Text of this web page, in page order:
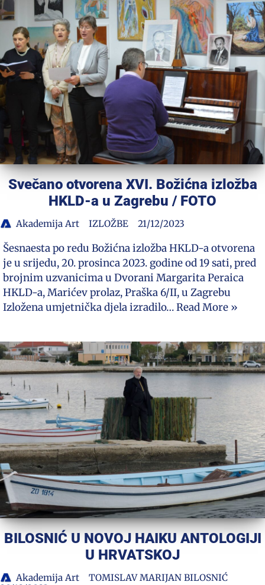
Svečano otvorena XVI. Božićna izložba
HKLD-a u Zagrebu / FOTO
Akademija Art IZLOŽBE 21/12/2023
Šesnaesta po redu Božićna izložba HKLD-a otvorena
je u srijedu, 20. prosinca 2023. godine od 19 sati, pred
brojnim uzvanicima u Dvorani Margarita Peraica
HKLD-a, Marićev prolaz, Praška 6/II, u Zagrebu
Izložena umjetnička djela izradilo…Read More »
BILOSNIĆ U NOVOJ HAIKU ANTOLOGIJI
U HRVATSKOJ
Akademija Art
TOMISLAV MARIJAN BILOSNIĆ